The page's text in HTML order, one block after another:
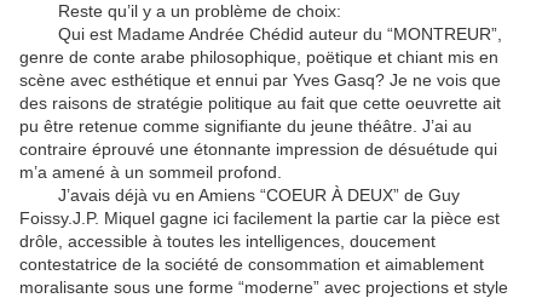
Reste qu’il y a un problème de choix:
Qui est Madame Andrée Chédid auteur du “MONTREUR”,
genre de conte arabe philosophique, poëtique et chiant mis en
scène avec esthétique et ennui par Yves Gasq? Je ne vois que
des raisons de stratégie politique au fait que cette oeuvrette ait
pu être retenue comme signifiante du jeune théâtre. J’ai au
contraire éprouvé une étonnante impression de désuétude qui
m’a amené à un sommeil profond.
J’avais déjà vu en Amiens “COEUR À DEUX” de Guy
Foissy.J.P. Miquel gagne ici facilement la partie car la pièce est
drôle, accessible à toutes les intelligences, doucement
contestatrice de la société de consommation et aimablement
moralisante sous une forme “moderne” avec projections et style